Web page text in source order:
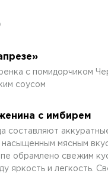
с помидорчиком
соусом
с имбирем
составляют
мясным
обрамлено свежим
яркость и легкость.